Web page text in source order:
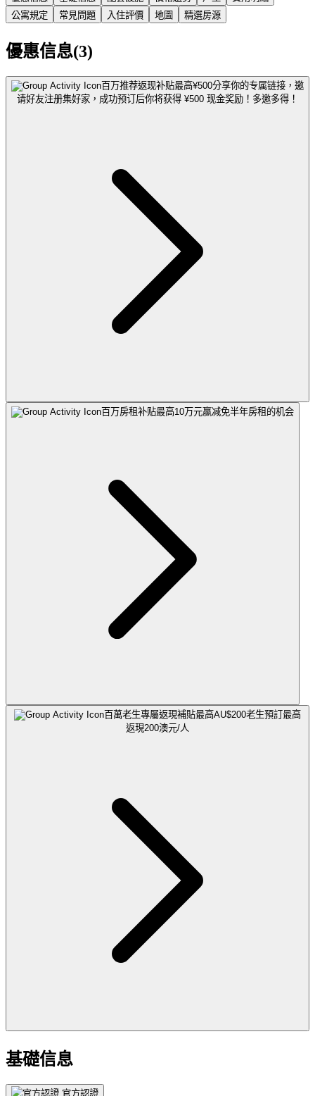
公寓規定
常見問題 入住評價 地圖 精選房源
優惠信息(3)
百万推荐返现补贴最高¥500分享你的专属链接，邀
请好友注册集好家，成功预订后你将获得 ¥500 现金奖励！多邀多得！
百万房租补贴最高10万元赢减免半年房租的机会
百萬老生專屬返現補貼最高AU$200老生預訂最高
返現200澳元/人
基礎信息
官方認證